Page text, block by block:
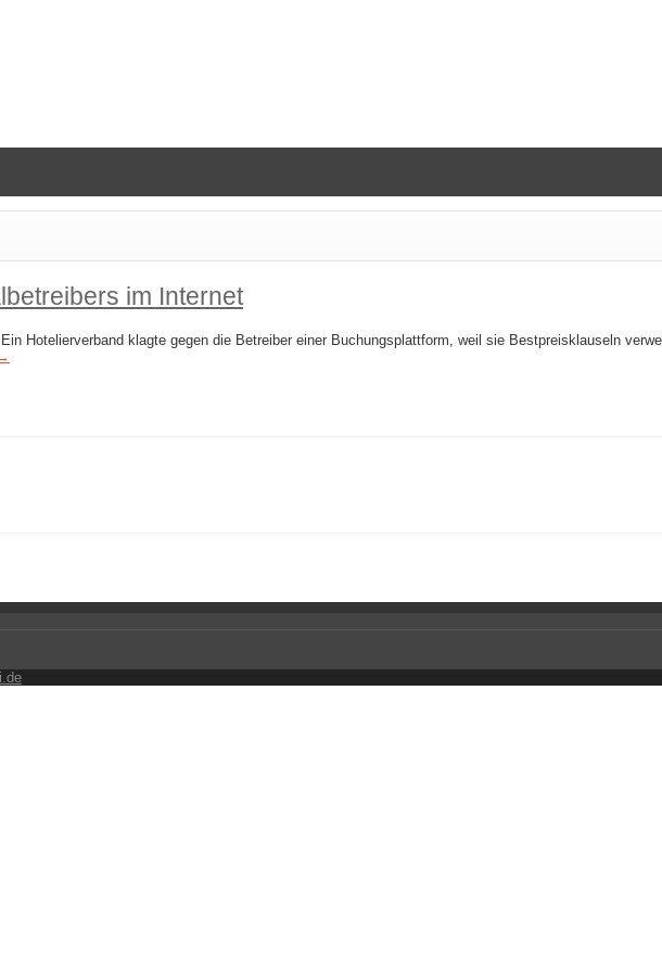
im Internet
Hotelierverband klagte gegen die Betreiber einer Buchungsplattform, weil sie Bestpreisklauseln